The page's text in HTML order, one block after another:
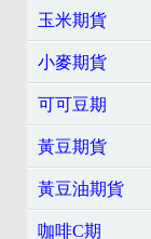
玉米期貨
小麥期貨
可可豆期
黃豆期貨
黃豆油期貨
咖啡C期